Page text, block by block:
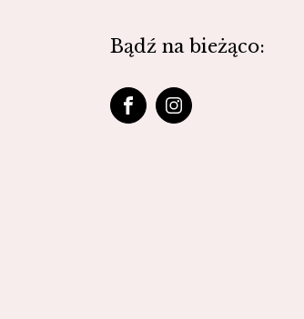
Bądź na bieżąco: